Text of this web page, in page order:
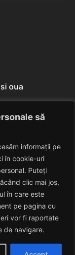
să
informații pe
în cookie-uri
Puteți
clic mai jos,
în care este
pe pagina cu
vor fi raportate
de navigare.
oua